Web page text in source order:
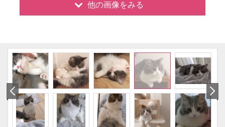
他の画像をみる